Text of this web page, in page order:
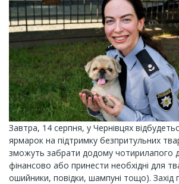
Завтра, 14 серпня, у Чернівцях
ярмарок на підтримку безпритульних
зможуть забрати додому чотирилапого
фінансово або принести необхідні для
ошийники, повідки, шампуні тощо). Захід